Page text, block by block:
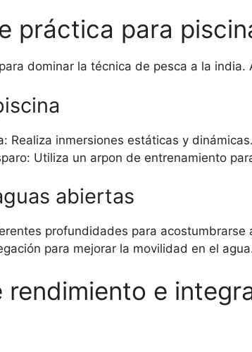
práctica para
dominar la técnica de pesca a la
Realiza inmersiones estáticas y
Utiliza un arpon de entrenamiento
abiertas
profundidades para acostumbrarse
para mejorar la movilidad en el
rendimiento e